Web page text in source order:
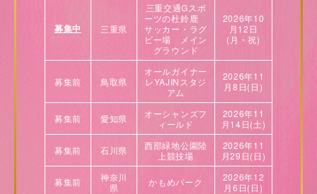
募集中 三重県
三重交通Gスポ
ーツの杜鈴鹿
サッカー・ラグ
ビー場 メイン
グラウンド
2026年10
月12日
(月・祝)
募集前 鳥取県
オールガイナー
レYAJINスタジ
アム
2026年11
月8日(日)
募集前 愛知県
オーシャンズフ
ィールド
2026年11
月14日(土)
募集前 石川県
西部緑地公園陸
上競技場
2026年11
月29日(日)
募集前
神奈川
県
かもめパーク
2026年12
月6日(日)